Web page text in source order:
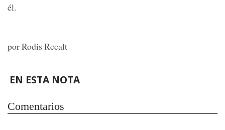
él.
por Rodis Recalt
EN ESTA NOTA
Comentarios